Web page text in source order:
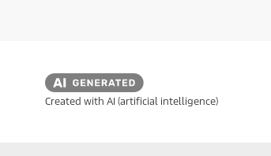
t
Created with AI (artificial intelligence)